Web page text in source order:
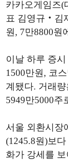
카카오게임즈(
표 김영규‧김
원, 7만8800원
이날 하루 증
1500만원, 코
계됐다. 거래
5949만5000주
서울 외환시장
(1245.8원)보
화가 강세를